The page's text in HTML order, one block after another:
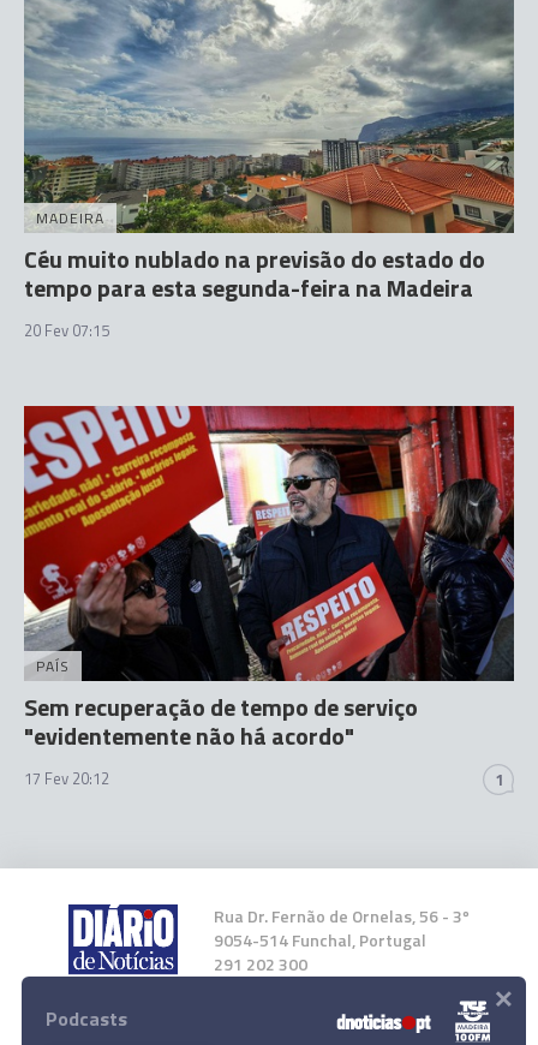
MADEIRA
Céu muito nublado na previsão do estado do
tempo para esta segunda-feira na Madeira
20 Fev 07:15
PAÍS
Sem recuperação de tempo de serviço
"evidentemente não há acordo"
17 Fev 20:12 1
Rua Dr. Fernão de Ornelas, 56 - 3º
9054-514 Funchal, Portugal
291 202 300
Instale a nossa App
Podcasts ×